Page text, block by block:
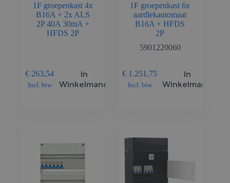
1F groepenkast 4x
B16A + 2x ALS
2P 40A 30mA +
HFDS 2P
€ 263,54
Incl. btw
In
Winkelmand
1F groepenkast 6x
aardlekautomaat
B16A + HFDS
2P
5901220060
€ 1.251,75
Incl. btw
In
Winkelmand